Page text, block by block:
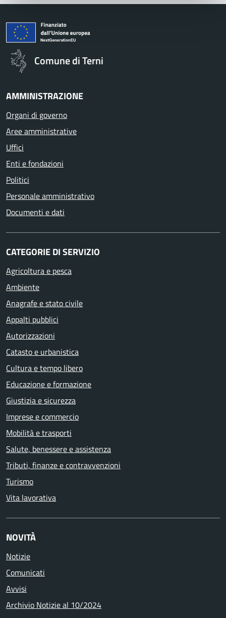
Comune di Terni
AMMINISTRAZIONE
Organi di governo
Aree amministrative
Uffici
Enti e fondazioni
Politici
Personale amministrativo
Documenti e dati
CATEGORIE DI SERVIZIO
Agricoltura e pesca
Ambiente
Anagrafe e stato civile
Appalti pubblici
Autorizzazioni
Catasto e urbanistica
Cultura e tempo libero
Educazione e formazione
Giustizia e sicurezza
Imprese e commercio
Mobilità e trasporti
Salute, benessere e assistenza
Tributi, finanze e contravvenzioni
Turismo
Vita lavorativa
NOVITÀ
Notizie
Comunicati
Avvisi
Archivio Notizie al 10/2024